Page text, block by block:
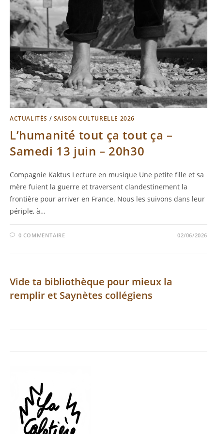
ACTUALITÉS / SAISON CULTURELLE 2026
L’humanité tout ça tout ça –
Samedi 13 juin – 20h30
Compagnie Kaktus Lecture en musique Une petite fille et sa
mère fuient la guerre et traversent clandestinement la
frontière pour arriver en France. Nous les suivons dans leur
périple, à…
0 COMMENTAIRE 02/06/2026
Vide ta bibliothèque pour mieux la
remplir et Saynètes collégiens